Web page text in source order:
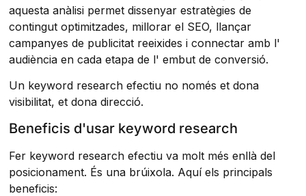
aquesta anàlisi permet dissenyar estratègies de
contingut optimitzades, millorar el SEO, llançar
campanyes de publicitat reeixides i connectar amb l'
audiència en cada etapa de l' embut de conversió.
Un keyword research efectiu no només et dona
visibilitat, et dona direcció.
Beneficis d'usar keyword research
Fer keyword research efectiu va molt més enllà del
posicionament. És una brúixola. Aquí els principals
beneficis: